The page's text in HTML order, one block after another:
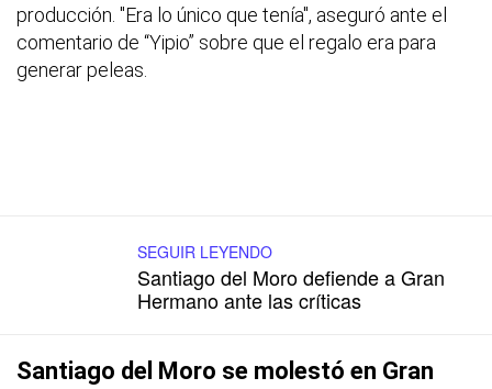
producción. "Era lo único que tenía", aseguró ante el
comentario de “Yipio” sobre que el regalo era para
generar peleas.
SEGUIR LEYENDO
Santiago del Moro defiende a Gran
Hermano ante las críticas
Santiago del Moro se molestó en Gran